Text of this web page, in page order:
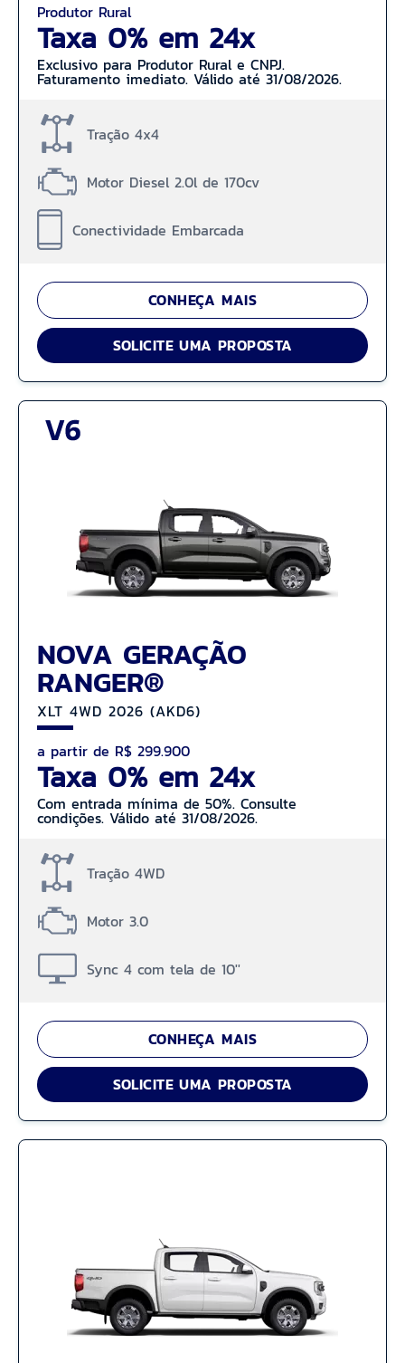
Produtor Rural
Taxa 0% em 24x
Exclusivo para Produtor Rural e CNPJ.
Faturamento imediato. Válido até 31/08/2026.
Tração 4x4
Motor Diesel 2.0l de 170cv
Conectividade Embarcada
CONHEÇA MAIS
SOLICITE UMA PROPOSTA
NOVA GERAÇÃO
RANGER®
XLT 4WD 2026 (AKD6)
a partir de R$ 299.900
Taxa 0% em 24x
Com entrada mínima de 50%. Consulte
condições. Válido até 31/08/2026.
Tração 4WD
Motor 3.0
Sync 4 com tela de 10''
CONHEÇA MAIS
SOLICITE UMA PROPOSTA